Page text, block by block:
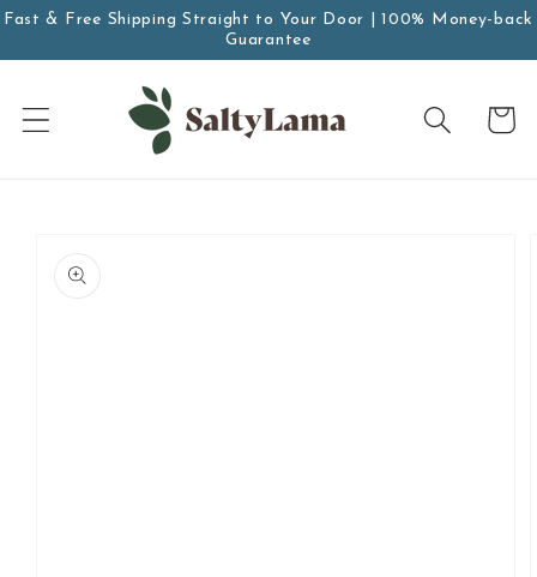
Fast & Free Shipping Straight to Your Door | 100% Money-back
Guarantee
Vai
direttamente
ai contenuti
Carrello
sul prodotto